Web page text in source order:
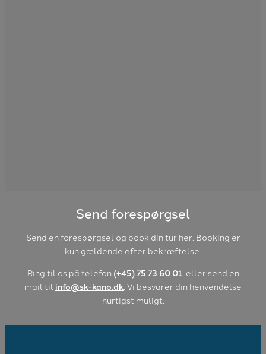
Send forespørgsel
Send en forespørgsel og book din tur her. Booking er
kun gældende efter bekræftelse.
Ring til os på telefon (+45) 75 73 60 01, eller send en
mail til info@sk-kano.dk . Vi besvarer din henvendelse
hurtigst muligt.